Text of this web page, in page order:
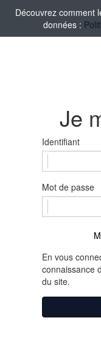
Découvrez comment
données :
Je
Identifiant
Mot de passe
En vous
connaissance
du site.